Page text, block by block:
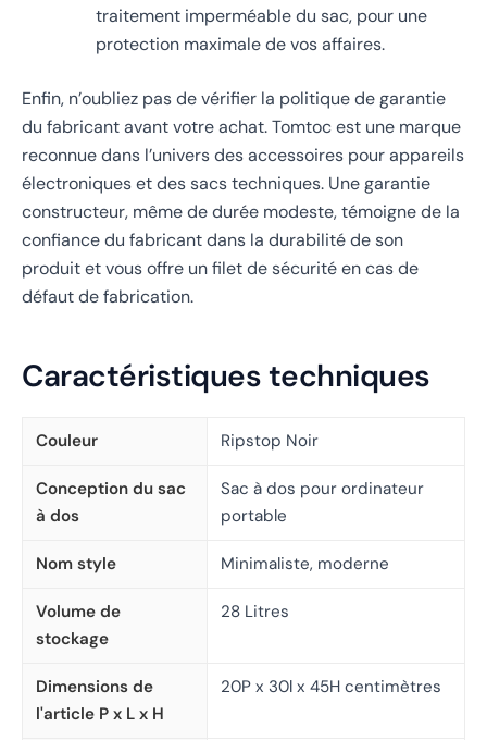
traitement imperméable du sac, pour une
protection maximale de vos affaires.
Enfin, n’oubliez pas de vérifier la politique de garantie
du fabricant avant votre achat. Tomtoc est une marque
reconnue dans l’univers des accessoires pour appareils
électroniques et des sacs techniques. Une garantie
constructeur, même de durée modeste, témoigne de la
confiance du fabricant dans la durabilité de son
produit et vous offre un filet de sécurité en cas de
défaut de fabrication.
Caractéristiques techniques
Couleur Ripstop Noir
Conception du sac
à dos
Sac à dos pour ordinateur
portable
Nom style Minimaliste, moderne
Volume de
stockage
28 Litres
Dimensions de
l'article P x L x H
20P x 30l x 45H centimètres